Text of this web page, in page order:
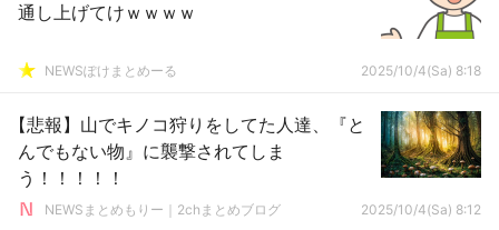
通し上げてけｗｗｗｗ
NEWSぽけまとめーる 2025/10/4(Sa) 8:18
【悲報】山でキノコ狩りをしてた人達、『と
んでもない物』に襲撃されてしま
う！！！！！
NEWSまとめもりー｜2chまとめブログ 2025/10/4(Sa) 8:12